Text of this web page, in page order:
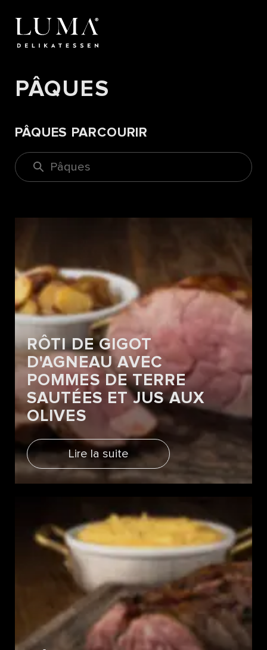
PÂQUES
PÂQUES PARCOURIR
Pâques
RÔTI DE GIGOT
D'AGNEAU AVEC
POMMES DE TERRE
SAUTÉES ET JUS AUX
OLIVES
Lire la suite